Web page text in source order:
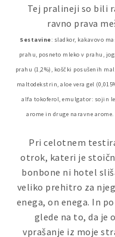
Tej pralineji so bili
ravno prava
Sestavine: sladkor, kakavovo
prahu, posneto mleko v prahu,
prahu (1,2%), koščki posušenih
maltodekstrin, aloe vera gel
alfa tokoferol, emulgator: sojin
arome in druge naravne
Pri celotnem
otrok, kateri je
bonbone ni hotel
veliko prehitro za
enega, on enega. In
glede na to, da je
vprašanje iz moje